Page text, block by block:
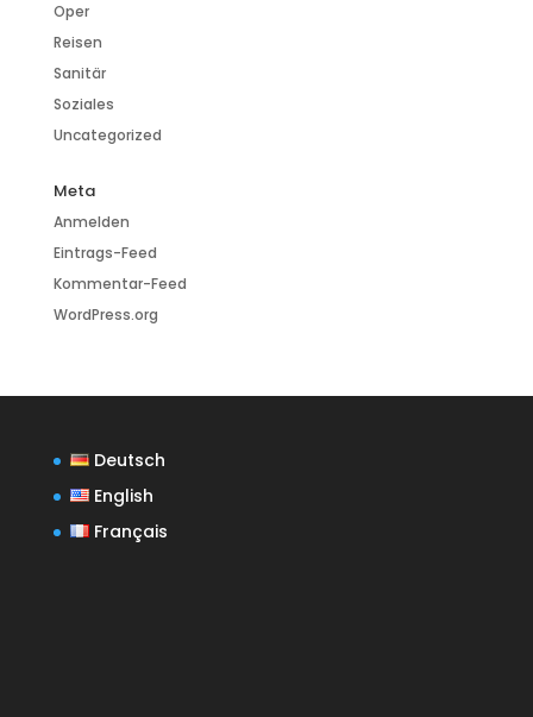
Oper
Reisen
Sanitär
Soziales
Uncategorized
Meta
Anmelden
Eintrags-Feed
Kommentar-Feed
WordPress.org
Deutsch
English
Français